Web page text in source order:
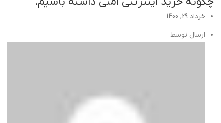
خرداد 29, 1400
ارسال توسط